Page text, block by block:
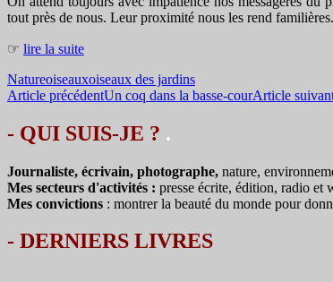
tout près de nous. Leur proximité nous les rend
☞ lire la suite
Natureoiseauxoiseaux des jardins
Navigation
des
articles
Article précédentUn coq dans la basse-courArticle
- QUI SUIS-JE ? .
Journaliste, écrivain, photographe, nature,
Mes secteurs d'activités : presse écrite, édition, radio et
Mes convictions : montrer la beauté du monde pour
- DERNIERS LIVRES